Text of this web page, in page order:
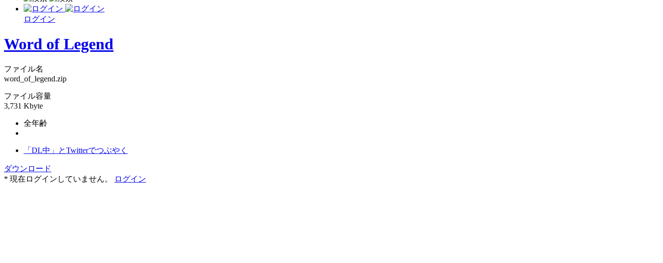
ログイン
Word of Legend
ファイル名
word_of_legend.zip
ファイル容量
3,731 Kbyte
全年齢
「DL中」とTwitterでつぶやく
ダウンロード
* 現在ログインしていません。
ログイン